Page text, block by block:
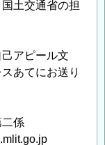
土交通省の担
アピール文
あてにお送り
係